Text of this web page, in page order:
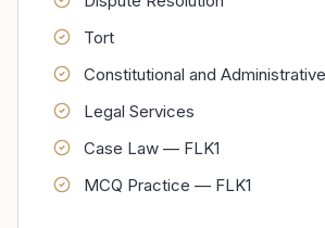
Tort
Constitutional and
Legal Services
Case Law — FLK1
MCQ Practice — FLK1